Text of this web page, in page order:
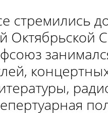
стремились
Октябрьской